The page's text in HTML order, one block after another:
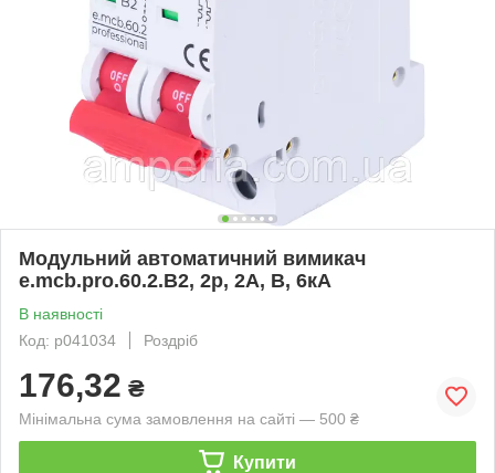
Модульний автоматичний вимикач
e.mcb.pro.60.2.B2, 2р, 2А, В, 6кА
В наявності
Код: p041034
Роздріб
176,32 ₴
Мінімальна сума замовлення на сайті — 500 ₴
Купити